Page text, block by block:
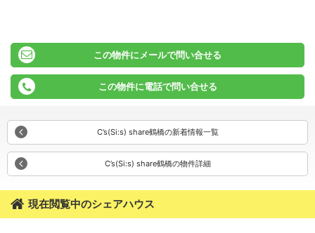
この物件にメールで問い合せる
この物件に電話で問い合せる
C’s(Si:s) share鶴橋の新着情報一覧
C’s(Si:s) share鶴橋の物件詳細
現在閲覧中のシェアハウス